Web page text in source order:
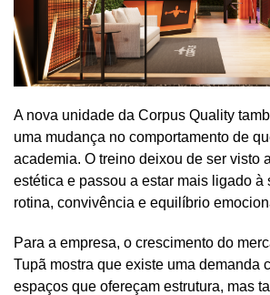
A nova unidade da Corpus Quality
uma mudança no comportamento de
academia. O treino deixou de ser visto
estética e passou a estar mais ligado à
rotina, convivência e equilíbrio
Para a empresa, o crescimento do
Tupã mostra que existe uma demanda
espaços que ofereçam estrutura, mas